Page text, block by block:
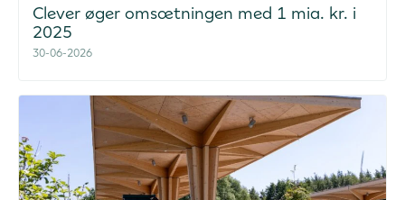
Clever øger omsætningen med 1 mia. kr. i
2025
30-06-2026